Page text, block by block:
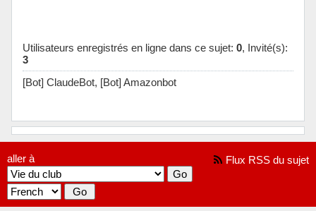
Utilisateurs enregistrés en ligne dans ce sujet: 0, Invité(s):
3
[Bot] ClaudeBot, [Bot] Amazonbot
aller à Flux RSS du sujet